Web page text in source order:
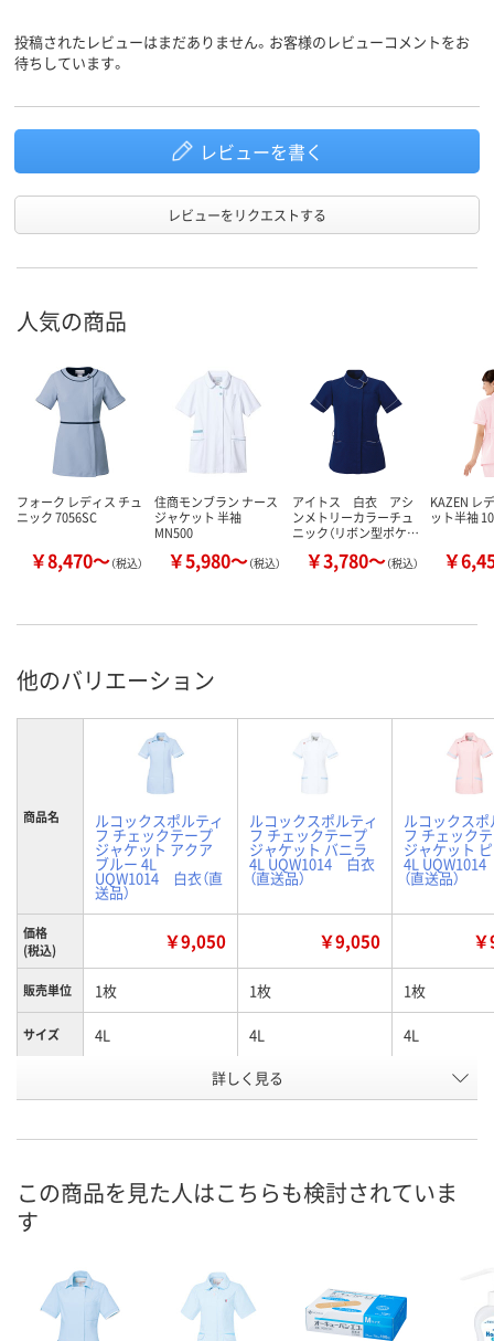
投稿されたレビューはまだありません。お客様のレビューコメントをお
待ちしています。
レビューを書く
レビューをリクエストする
人気の商品
フォーク レディス チュ
ニック 7056SC
￥8,470～（税込）
住商モンブラン ナース
ジャケット 半袖
MN500
￥5,980～（税込）
アイトス 白衣 アシ
ンメトリーカラーチュ
ニック（リボン型ポケ…
￥3,780～（税込）
KAZEN レ
ット半袖
￥
他のバリエーション
商品名 ルコックスポルティ
フ チェックテープ
ジャケット アクア
ブルー 4L
UQW1014 白衣（直
送品）
ルコックスポルティ
フ チェックテープ
ジャケット バニラ
4L UQW1014 白衣
（直送品）
ルコックス
フ チェック
ジャケット
4L
（直送品）
価格
(税込)
￥9,050 ￥9,050
販売単位 1枚 1枚 1枚
サイズ 4L 4L 4L
バニラ
号
お届け日
数量
カゴへ カゴへ カ
詳しく見る
この商品を見た人はこちらも検討されていま
す